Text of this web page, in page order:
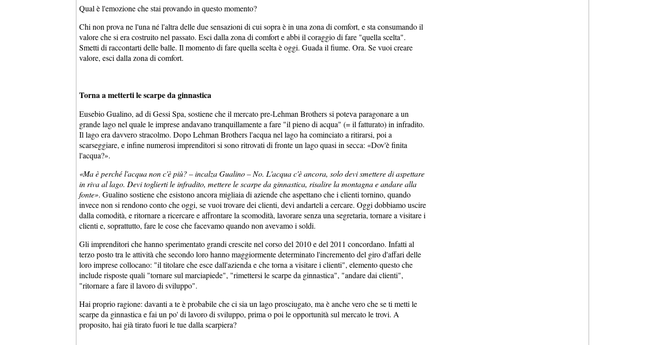
Qual è l'emozione che stai provando in questo momento?
Chi non prova ne l'una né l'altra delle due sensazioni di cui sopra è in una zona di comfort, e sta consumando il
valore che si era costruito nel passato. Esci dalla zona di comfort e abbi il coraggio di fare "quella scelta".
Smetti di raccontarti delle balle. Il momento di fare quella scelta è oggi. Guada il fiume. Ora. Se vuoi creare
valore, esci dalla zona di comfort.
Torna a metterti le scarpe da ginnastica
Eusebio Gualino, ad di Gessi Spa, sostiene che il mercato pre-Lehman Brothers si poteva paragonare a un
grande lago nel quale le imprese andavano tranquillamente a fare "il pieno di acqua" (= il fatturato) in infradito.
Il lago era davvero stracolmo. Dopo Lehman Brothers l'acqua nel lago ha cominciato a ritirarsi, poi a
scarseggiare, e infine numerosi imprenditori si sono ritrovati di fronte un lago quasi in secca: «Dov'è finita
l'acqua?».
«Ma è perché l'acqua non c'è più? – incalza Gualino – No. L'acqua c'è ancora, solo devi smettere di aspettare
in riva al lago. Devi toglierti le infradito, mettere le scarpe da ginnastica, risalire la montagna e andare alla
fonte». Gualino sostiene che esistono ancora migliaia di aziende che aspettano che i clienti tornino, quando
invece non si rendono conto che oggi, se vuoi trovare dei clienti, devi andarteli a cercare. Oggi dobbiamo uscire
dalla comodità, e ritornare a ricercare e affrontare la scomodità, lavorare senza una segretaria, tornare a visitare i
clienti e, soprattutto, fare le cose che facevamo quando non avevamo i soldi.
Gli imprenditori che hanno sperimentato grandi crescite nel corso del 2010 e del 2011 concordano. Infatti al
terzo posto tra le attività che secondo loro hanno maggiormente determinato l'incremento del giro d'affari delle
loro imprese collocano: "il titolare che esce dall'azienda e che torna a visitare i clienti", elemento questo che
include risposte quali "tornare sul marciapiede", "rimettersi le scarpe da ginnastica", "andare dai clienti",
"ritornare a fare il lavoro di sviluppo".
Hai proprio ragione: davanti a te è probabile che ci sia un lago prosciugato, ma è anche vero che se ti metti le
scarpe da ginnastica e fai un po' di lavoro di sviluppo, prima o poi le opportunità sul mercato le trovi. A
proposito, hai già tirato fuori le tue dalla scarpiera?